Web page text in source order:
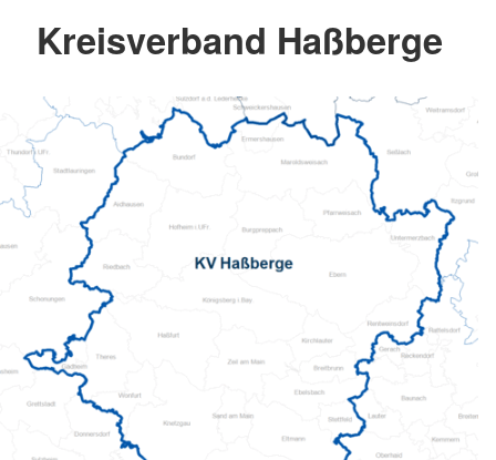
Kreisverband Haßberge